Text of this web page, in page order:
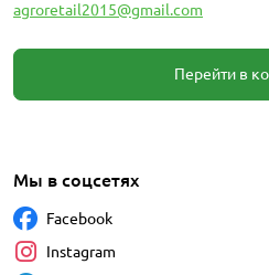
agroretail2015@gmail.com
Перейти в
Мы в соцсетях
Facebook
Instagram